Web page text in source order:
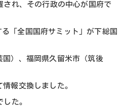
れ、その行政の中心が国府で
「全国国府サミット」が下総国
）、福岡県久留米市（筑後
報交換しました。
た。